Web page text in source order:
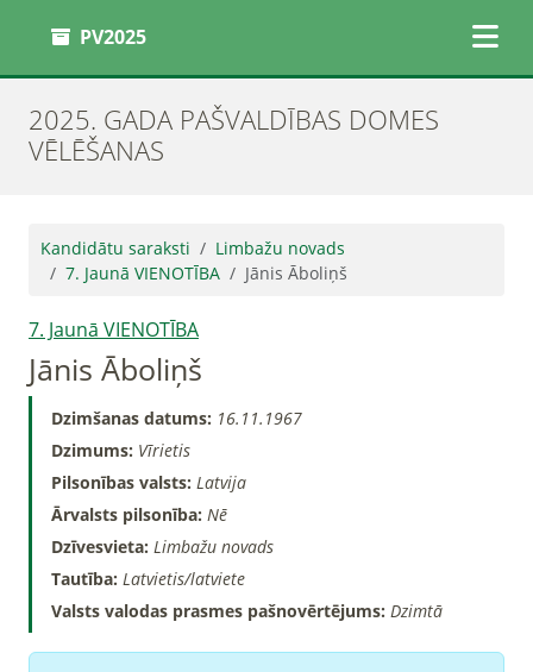
PV2025
2025. GADA PAŠVALDĪBAS DOMES
VĒLĒŠANAS
Kandidātu saraksti
Limbažu novads
7. Jaunā VIENOTĪBA
Jānis Āboliņš
7. Jaunā VIENOTĪBA
Jānis Āboliņš
Dzimšanas datums: 16.11.1967
Dzimums: Vīrietis
Pilsonības valsts: Latvija
Ārvalsts pilsonība: Nē
Dzīvesvieta: Limbažu novads
Tautība: Latvietis/latviete
Valsts valodas prasmes pašnovērtējums: Dzimtā